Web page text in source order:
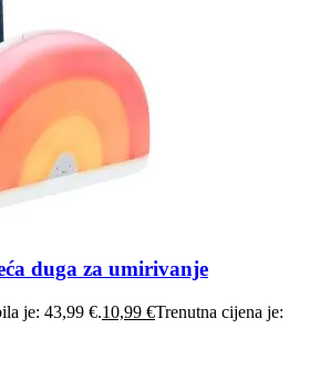
duga za umirivanje
je: 43,99 €.10,99 €Trenutna cijena je: